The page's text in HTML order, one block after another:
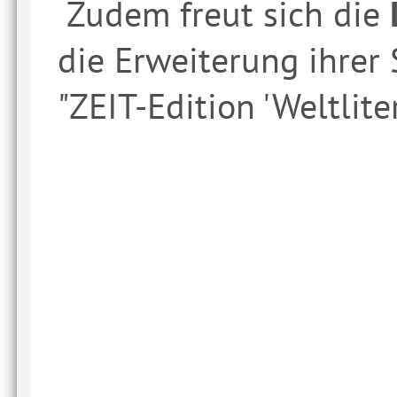
Zudem freut sich die
die Erweiterung
"ZEIT-Edition